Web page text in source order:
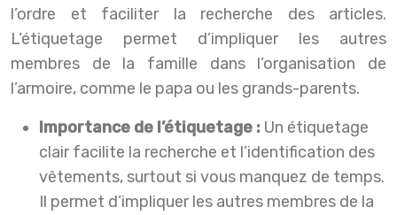
l’ordre et faciliter la recherche des articles.
L’étiquetage permet d’impliquer les autres
membres de la famille dans l’organisation de
l’armoire, comme le papa ou les grands-parents.
Importance de l’étiquetage : Un étiquetage
clair facilite la recherche et l’identification des
vêtements, surtout si vous manquez de temps.
Il permet d’impliquer les autres membres de la